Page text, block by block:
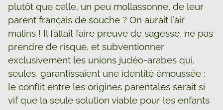
plutôt que celle, un peu mollassonne, de leur
parent français de souche ? On aurait l’air
malins ! Il fallait faire preuve de sagesse, ne pas
prendre de risque, et subventionner
exclusivement les unions judéo-arabes qui,
seules, garantissaient une identité émoussée :
le conflit entre les origines parentales serait si
vif que la seule solution viable pour les enfants